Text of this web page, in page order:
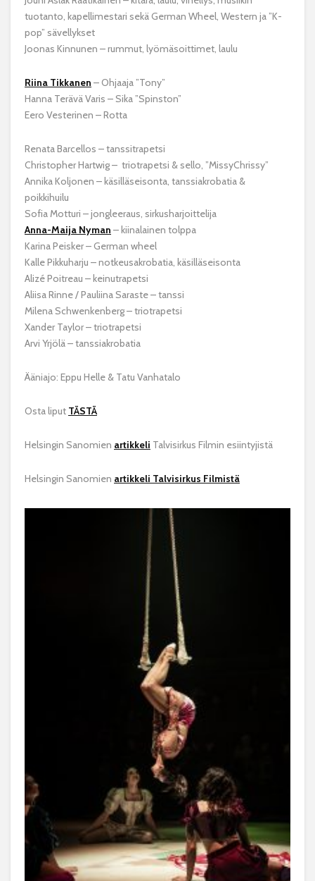
tuotanto, kapellimestari sekä German Wheel, Western ja ”K-
pop” sävellykset
Joonas Kinnunen – rummut, lyömäsoittimet, laulu
Riina Tikkanen – Ohjaaja ”Tony”
Hanna Terävä Varis – Sika ”Spinston”
Eero Vesterinen – Rotta
Renata Barcellos – tanssitrapetsi
Christopher Hartwig – triotrapetsi & sello, ”MissyChrissy”
Annika Koljonen – käsilläseisonta, tanssiakrobatia &
poikkihuilu
Sofia Motturi – jongleeraus, sirkusharjoittelija
Anna-Maija Nyman – kiinalainen tolppa
Karina Peisker – German wheel
Kalle Pikkuharju – notkeusakrobatia, käsilläseisonta
Alizé Poitreau – keinutrapetsi
Aliisa Rinne / Pauliina Saraste – tanssi
Milena Schwenkenberg – triotrapetsi
Xander Taylor – triotrapetsi
Arvi Yrjölä – tanssiakrobatia
Ääniajo: Eppu Helle & Tatu Vanhatalo
Osta liput TÄSTÄ
Helsingin Sanomien artikkeli Talvisirkus Filmin esiintyjistä
Helsingin Sanomien artikkeli Talvisirkus Filmistä